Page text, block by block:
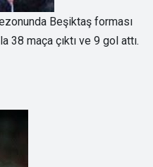
Beşiktaş forması
38 maça çıktı ve 9 gol attı.